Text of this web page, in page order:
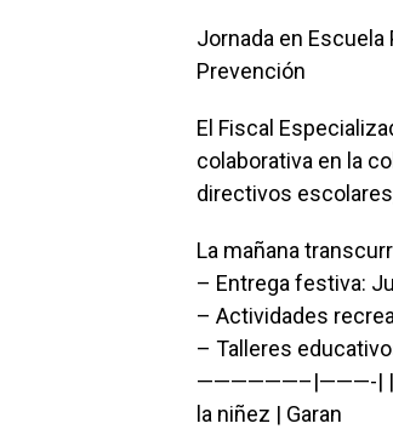
Jornada en Escuela
Prevención
El Fiscal
colaborativa en la
directivos
La mañana
– Entrega festiva:
– Actividades
– Talleres
——————–|———-| |
la niñez | Garan